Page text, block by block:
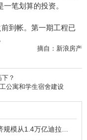
笔划算的投资。
到帐。第一期工程已
摘自：新浪房产
？
公寓和学生宿舍建设
投资周刊 | 阿联酋计划到2030年将经济规模从1.4万亿迪拉姆增加至3万亿迪拉姆